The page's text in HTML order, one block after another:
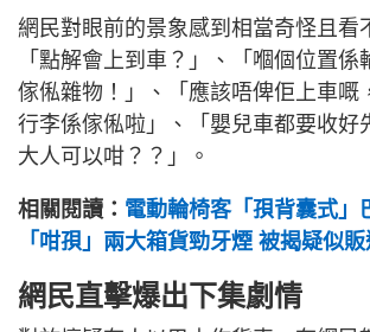
網民對眼前的景象感到相當奇怪且看
「點解會上到車？」、「嗰個位置
傢俬雜物！」、「應該唔俾佢上車嘅
行李係傢俬啦」、「嬰兒車都要收好
大人可以咁？？」。
相關閱讀： 電動輪椅客「孭背囊式」
「咁孭」兩大箱貨勁牙煙 被揭疑似
網民直擊爆出下集劇情